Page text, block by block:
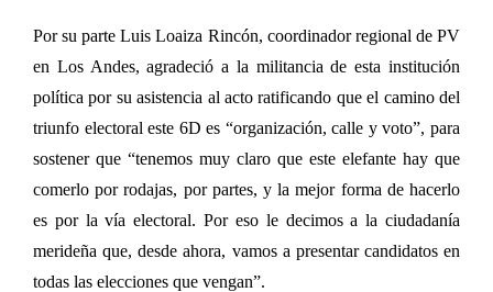
Por su parte Luis Loaiza Rincón, coordinador regional de PV
en Los Andes, agradeció a la militancia de esta institución
política por su asistencia al acto ratificando que el camino del
triunfo electoral este 6D es “organización, calle y voto”, para
sostener que “tenemos muy claro que este elefante hay que
comerlo por rodajas, por partes, y la mejor forma de hacerlo
es por la vía electoral. Por eso le decimos a la ciudadanía
merideña que, desde ahora, vamos a presentar candidatos en
todas las elecciones que vengan”.